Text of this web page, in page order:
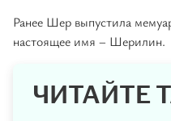
Ранее Шер выпустила
настоящее имя – Шерилин.
ЧИТАЙТЕ